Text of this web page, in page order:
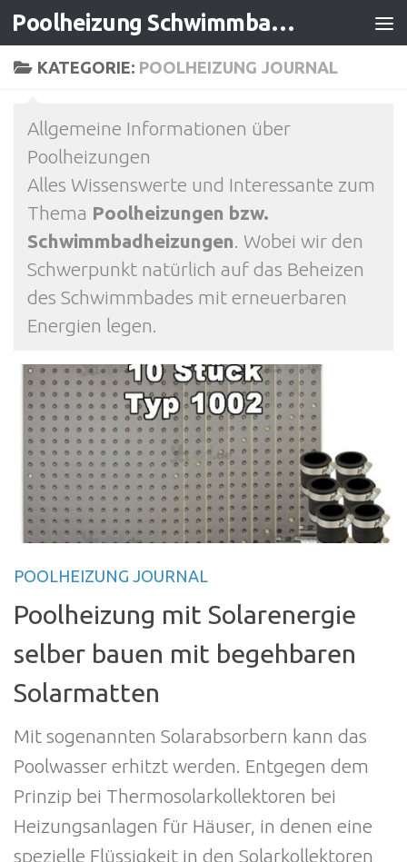
Zum Inhalt springen Poolheizung Schwimmbadheizung
KATEGORIE: POOLHEIZUNG JOURNAL
Allgemeine Informationen über
Poolheizungen
Alles Wissenswerte und Interessante zum
Thema Poolheizungen bzw.
Schwimmbadheizungen. Wobei wir den
Schwerpunkt natürlich auf das Beheizen
des Schwimmbades mit erneuerbaren
Energien legen.
POOLHEIZUNG JOURNAL
Poolheizung mit Solarenergie
selber bauen mit begehbaren
Solarmatten
Mit sogenannten Solarabsorbern kann das
Poolwasser erhitzt werden. Entgegen dem
Prinzip bei Thermosolarkollektoren bei
Heizungsanlagen für Häuser, in denen eine
spezielle Flüssigkeit in den Solarkollektoren